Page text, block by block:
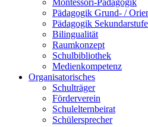
Montessori-Pädagogik
Pädagogik Grund- /
Pädagogik Sekundarstufe
Bilingualität
Raumkonzept
Schulbibliothek
Medienkompetenz
Organisatorisches
Schulträger
Förderverein
Schulelternbeirat
Schülersprecher